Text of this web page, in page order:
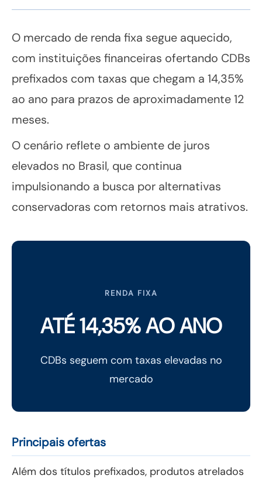
O mercado de renda fixa segue aquecido,
com instituições financeiras ofertando CDBs
prefixados com taxas que chegam a 14,35%
ao ano para prazos de aproximadamente 12
meses.
O cenário reflete o ambiente de juros
elevados no Brasil, que continua
impulsionando a busca por alternativas
conservadoras com retornos mais atrativos.
RENDA FIXA
ATÉ 14,35% AO ANO
CDBs seguem com taxas elevadas no
mercado
Principais ofertas
Além dos títulos prefixados, produtos atrelados